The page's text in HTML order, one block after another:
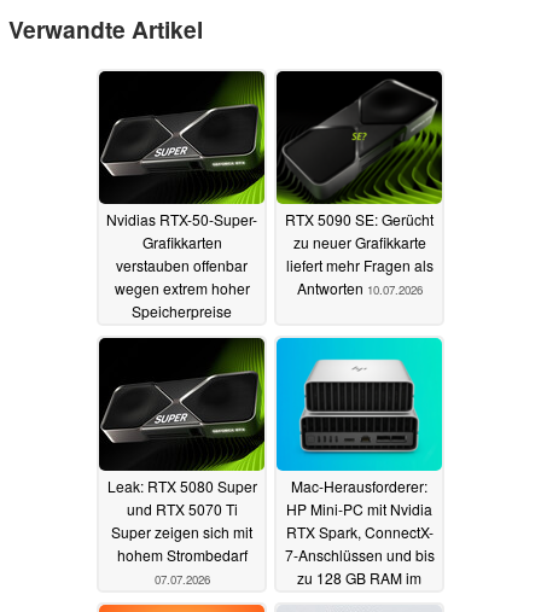
Verwandte Artikel
Nvidias RTX-50-Super-
Grafikkarten
verstauben offenbar
wegen extrem hoher
Speicherpreise
18.07.2026
RTX 5090 SE: Gerücht
zu neuer Grafikkarte
liefert mehr Fragen als
Antworten 10.07.2026
Leak: RTX 5080 Super
und RTX 5070 Ti
Super zeigen sich mit
hohem Strombedarf
07.07.2026
Mac-Herausforderer:
HP Mini-PC mit Nvidia
RTX Spark, ConnectX-
7-Anschlüssen und bis
zu 128 GB RAM im
Preview08.06.2026